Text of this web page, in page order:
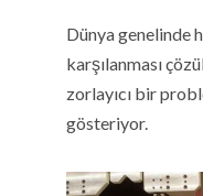
Dünya genelinde
karşılanması
zorlayıcı bir
gösteriyor.